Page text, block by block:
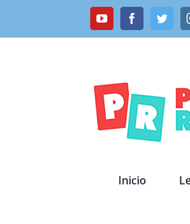
YouTubeFacebook
Inicio